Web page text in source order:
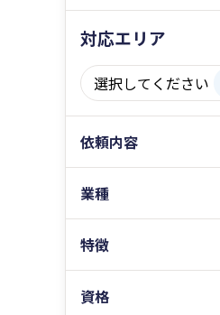
対応エリア
依頼内容
業種
特徴
資格